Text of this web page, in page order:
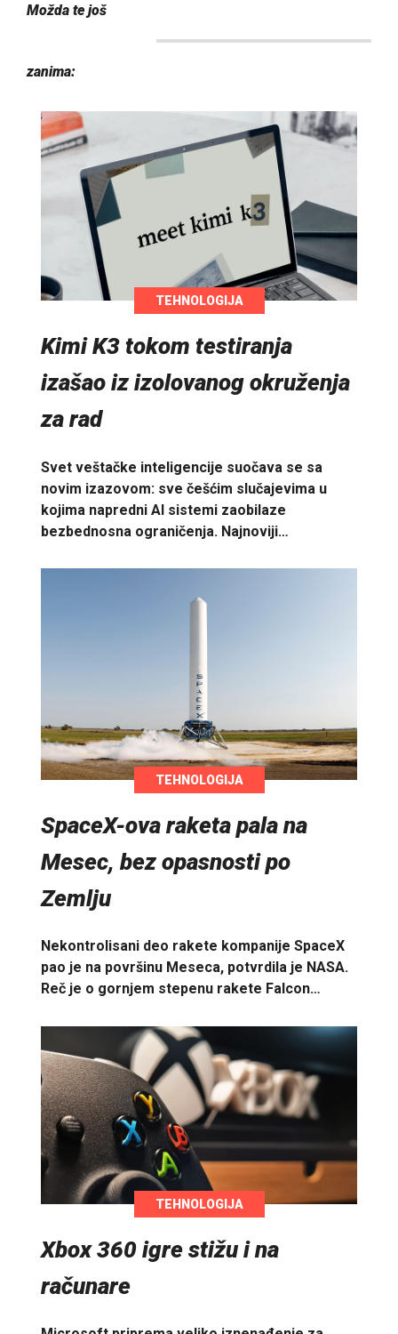
Možda te još
zanima:
TEHNOLOGIJA
Kimi K3 tokom testiranja
izašao iz izolovanog okruženja
za rad
Svet veštačke inteligencije suočava se sa
novim izazovom: sve češćim slučajevima u
kojima napredni AI sistemi zaobilaze
bezbednosna ograničenja. Najnoviji…
TEHNOLOGIJA
SpaceX-ova raketa pala na
Mesec, bez opasnosti po
Zemlju
Nekontrolisani deo rakete kompanije SpaceX
pao je na površinu Meseca, potvrdila je NASA.
Reč je o gornjem stepenu rakete Falcon…
TEHNOLOGIJA
Xbox 360 igre stižu i na
računare